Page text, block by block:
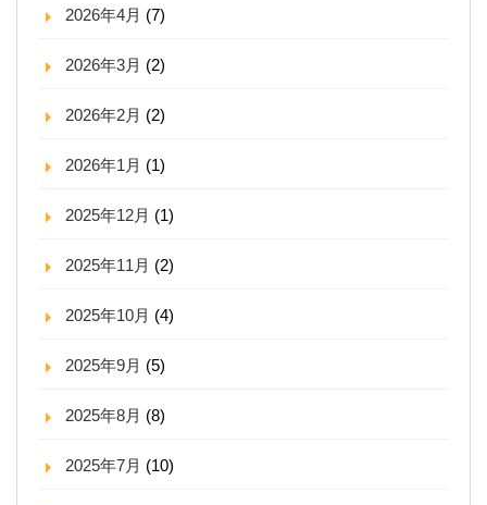
2026年4月 (7)
2026年3月 (2)
2026年2月 (2)
2026年1月 (1)
2025年12月 (1)
2025年11月 (2)
2025年10月 (4)
2025年9月 (5)
2025年8月 (8)
2025年7月 (10)